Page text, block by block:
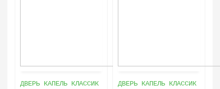
ДВЕРЬ КАПЕЛЬ КЛАССИК
ДВЕРЬ КАПЕЛЬ КЛАССИК